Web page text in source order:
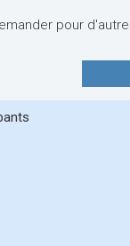
pour